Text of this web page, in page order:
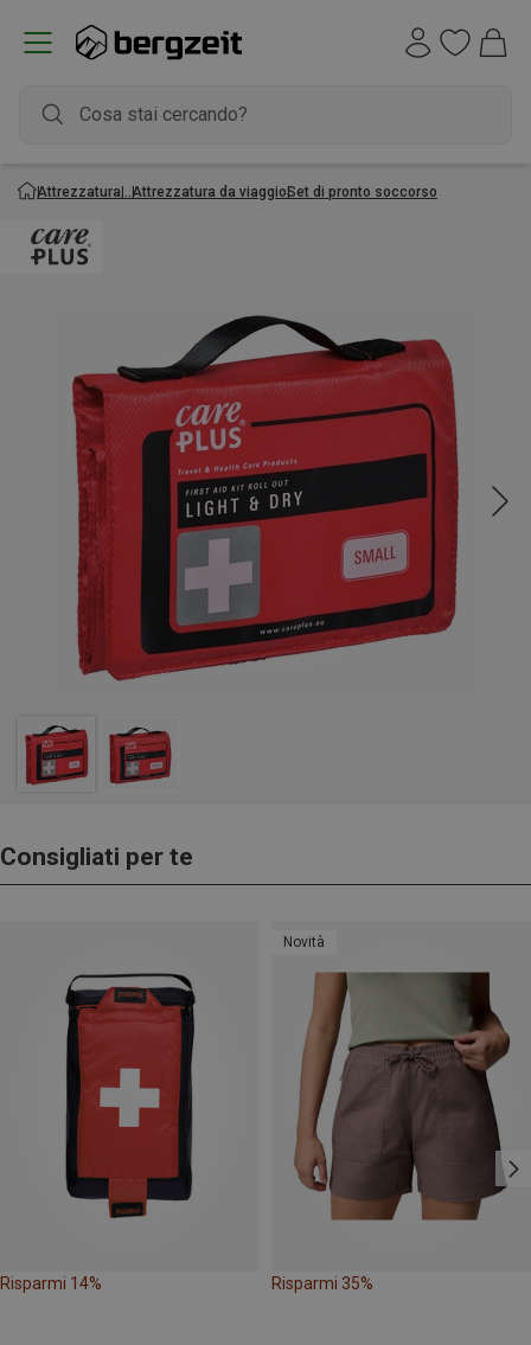
Attrezzatura Attrezzatura da viaggioSet di pronto soccorso
Consigliati per te
Risparmi 14%
Novità
Risparmi 35%